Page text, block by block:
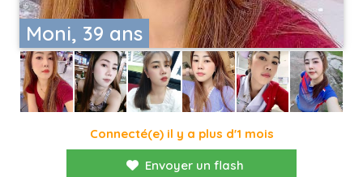
Moni, 39 ans
Connecté(e) il y a plus d'1 mois
Envoyer un flash